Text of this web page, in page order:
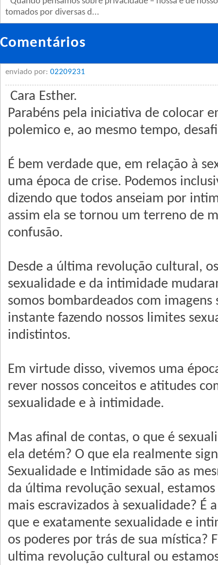
tomados por diversas d...
Comentários
enviado por: 02209231
Cara Esther.
Parabéns pela iniciativa de colocar
polemico e, ao mesmo tempo,
É bem verdade que, em relaҫão à
uma época de crise. Podemos
dizendo que todos anseiam por
assim ela se tornou um terreno de
confusão.
Desde a última revolução cultural,
sexualidade e da intimidade
somos bombardeados com imagens
instante fazendo nossos limites
indistintos.
Em virtude disso, vivemos uma
rever nossos conceitos e atitudes
sexualidade e à intimidade.
Mas afinal de contas, o que é
ela detém? O que ela realmente
Sexualidade e Intimidade são as
da última revolução sexual,
mais escravizados à sexualidade? É
que e exatamente sexualidade e
os poderes por trás de sua mística?
ultima revolução cultural ou